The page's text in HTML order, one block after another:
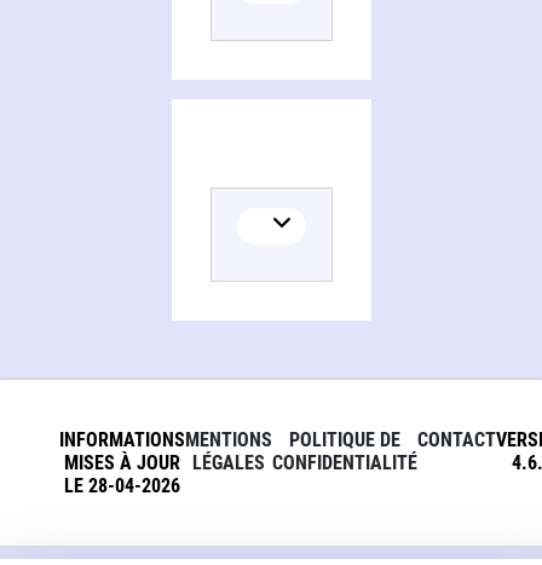
INFORMATIONS
MISES À JOUR
LE 28-04-2026
MENTIONS
LÉGALES
POLITIQUE DE
CONFIDENTIALITÉ
CONTACT